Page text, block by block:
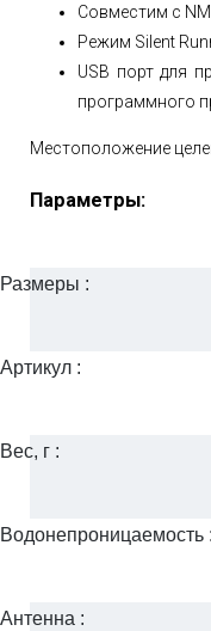
Совместим с
Режим Silent
USB порт для
программного
Местоположение
Параметры:
Размеры :
Артикул :
Вес, г :
Водонепроницаемость :
Антенна :